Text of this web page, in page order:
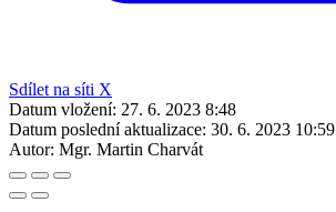
Sdílet na síti X
Datum vložení: 27. 6. 2023 8:48
Datum poslední aktualizace: 30. 6. 2023 10:59
Autor: Mgr. Martin Charvát